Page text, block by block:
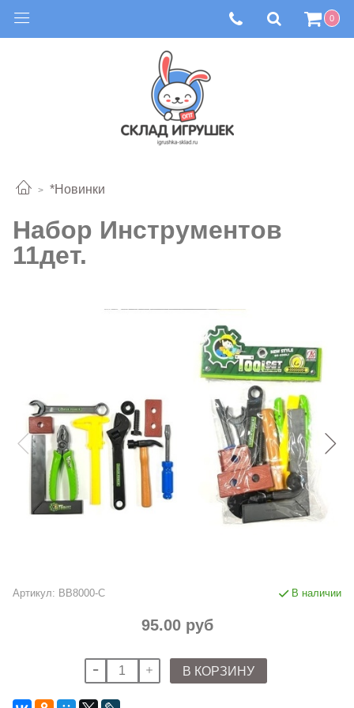
0
*Новинки
Набор Инструментов
11дет.
Артикул: BB8000-C В наличии
95.00 руб
В КОРЗИНУ